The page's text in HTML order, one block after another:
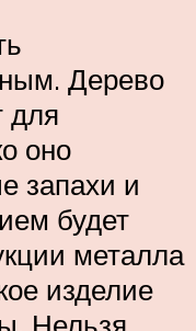
Дерево
для
оно
запахи и
будет
металла
изделие